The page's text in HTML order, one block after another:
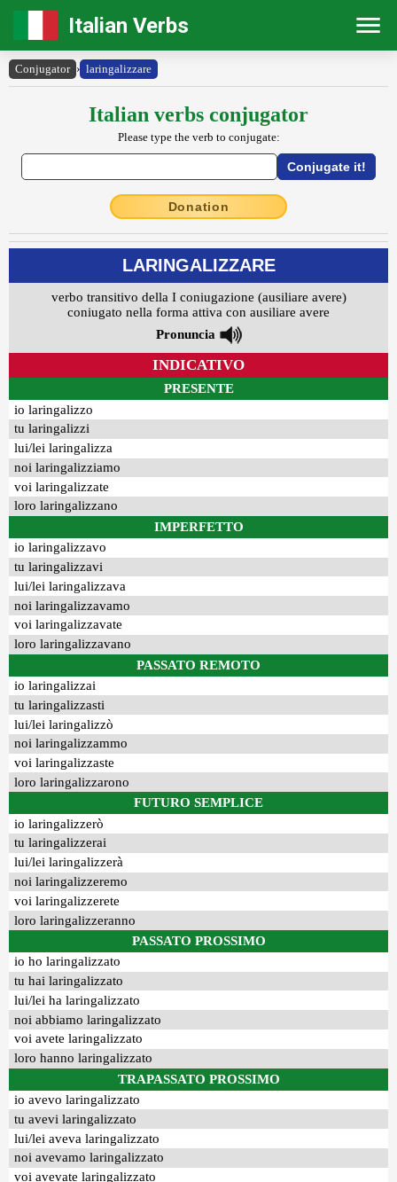
Italian Verbs
Conjugator › laringalizzare
Italian verbs conjugator
Please type the verb to conjugate:
Donation
LARINGALIZZARE
verbo transitivo della I coniugazione (ausiliare avere)
coniugato nella forma attiva con ausiliare avere
Pronuncia
INDICATIVO
PRESENTE
io laringalizzo
tu laringalizzi
lui/lei laringalizza
noi laringalizziamo
voi laringalizzate
loro laringalizzano
IMPERFETTO
io laringalizzavo
tu laringalizzavi
lui/lei laringalizzava
noi laringalizzavamo
voi laringalizzavate
loro laringalizzavano
PASSATO REMOTO
io laringalizzai
tu laringalizzasti
lui/lei laringalizzò
noi laringalizzammo
voi laringalizzaste
loro laringalizzarono
FUTURO SEMPLICE
io laringalizzerò
tu laringalizzerai
lui/lei laringalizzerà
noi laringalizzeremo
voi laringalizzerete
loro laringalizzeranno
PASSATO PROSSIMO
io ho laringalizzato
tu hai laringalizzato
lui/lei ha laringalizzato
noi abbiamo laringalizzato
voi avete laringalizzato
loro hanno laringalizzato
TRAPASSATO PROSSIMO
io avevo laringalizzato
tu avevi laringalizzato
lui/lei aveva laringalizzato
noi avevamo laringalizzato
voi avevate laringalizzato